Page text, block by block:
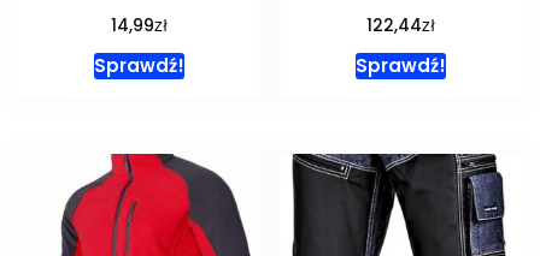
14,99zł
Sprawdź!
122,44zł
Sprawdź!